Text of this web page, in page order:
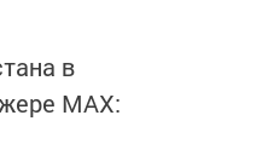
в
MАХ: